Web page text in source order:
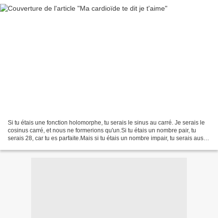
Si tu étais une fonction holomorphe, tu serais le sinus au carré. Je serais le
cosinus carré, et nous ne formerions qu'un.Si tu étais un nombre pair, tu
serais 28, car tu es parfaite.Mais si tu étais un nombre impair, tu serais aussi